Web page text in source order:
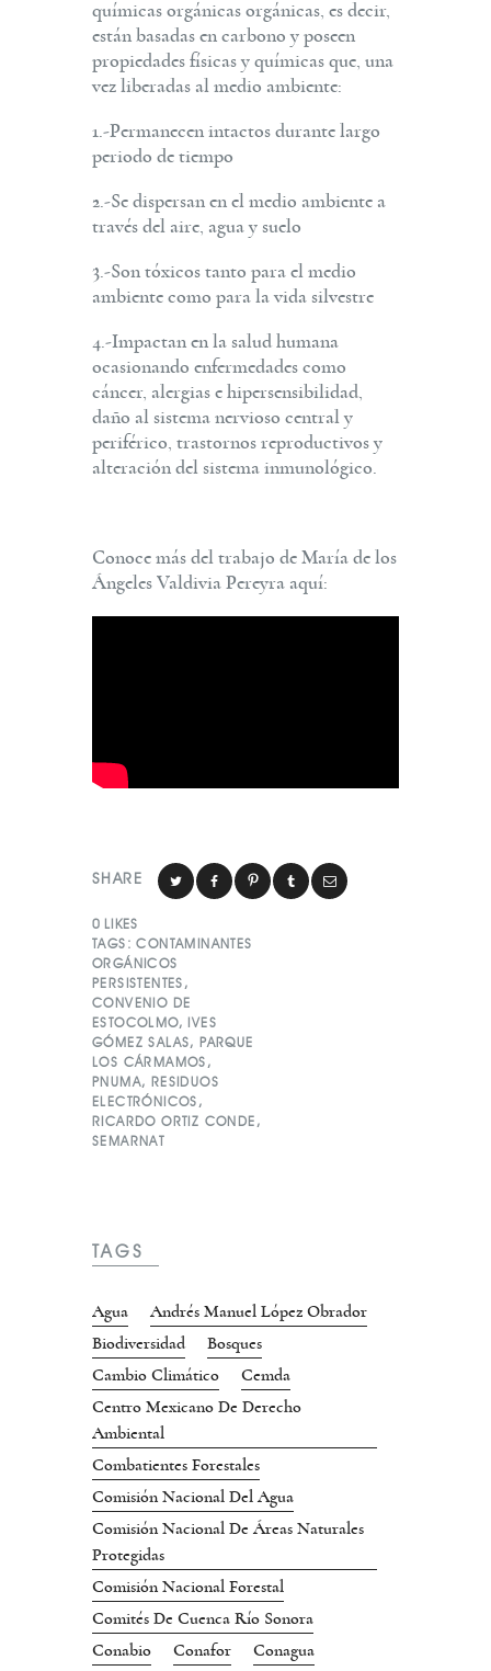
químicas orgánicas orgánicas, es decir,
están basadas en carbono y poseen
propiedades físicas y químicas que, una
vez liberadas al medio ambiente:
1.-Permanecen intactos durante largo
periodo de tiempo
2.-Se dispersan en el medio ambiente a
través del aire, agua y suelo
3.-Son tóxicos tanto para el medio
ambiente como para la vida silvestre
4.-Impactan en la salud humana
ocasionando enfermedades como
cáncer, alergias e hipersensibilidad,
daño al sistema nervioso central y
periférico, trastornos reproductivos y
alteración del sistema inmunológico.
Conoce más del trabajo de María de los
Ángeles Valdivia Pereyra aquí:
SHARE
0 LIKES
TAGS: CONTAMINANTES
ORGÁNICOS
PERSISTENTES ,
CONVENIO DE
ESTOCOLMO, IVES
GÓMEZ SALAS, PARQUE
LOS CÁRMAMOS ,
PNUMA, RESIDUOS
ELECTRÓNICOS ,
RICARDO ORTIZ CONDE ,
SEMARNAT
TAGS
Agua
Andrés Manuel López Obrador
Biodiversidad
Bosques
Cambio Climático
Cemda
Centro Mexicano De Derecho
Ambiental
Combatientes Forestales
Comisión Nacional Del Agua
Comisión Nacional De Áreas Naturales
Protegidas
Comisión Nacional Forestal
Comités De Cuenca Río Sonora
Conabio
Conafor
Conagua